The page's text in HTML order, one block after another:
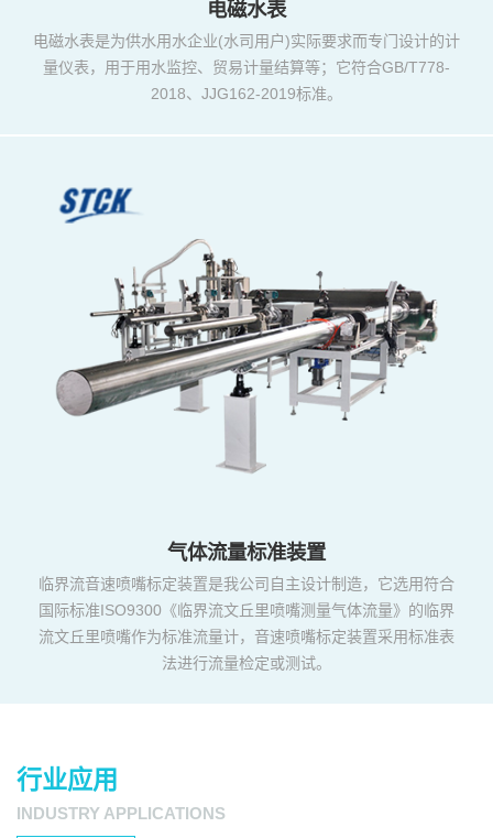
电磁水表
电磁水表是为供水用水企业(水司用户)实际要求而专门设计的计
量仪表，用于用水监控、贸易计量结算等；它符合GB/T778-
2018、JJG162-2019标准。
气体流量标准装置
临界流音速喷嘴标定装置是我公司自主设计制造，它选用符合
国际标准ISO9300《临界流文丘里喷嘴测量气体流量》的临界
流文丘里喷嘴作为标准流量计，音速喷嘴标定装置采用标准表
法进行流量检定或测试。
行业应用
INDUSTRY APPLICATIONS